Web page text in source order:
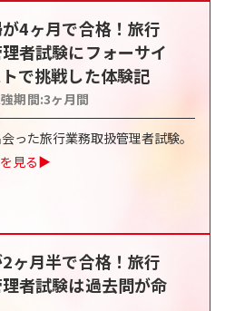
4ヶ月で合格！旅行
者試験にフォーサイ
で挑戦した体験記
期間:3ヶ月間
った旅行業務取扱管理者試験。
見る▶
ヶ月半で合格！旅行
者試験は過去問が命